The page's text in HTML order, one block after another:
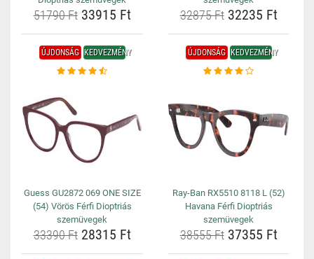
51790 Ft33915 Ft 32875 Ft32235 Ft
ÚJDONSÁG KEDVEZMÉNY
Guess GU2872 069 ONE SIZE
(54) Vörös Férfi Dioptriás
szemüvegek
33390 Ft28315 Ft
ÚJDONSÁG KEDVEZMÉNY
Ray-Ban RX5510 8118 L (52)
Havana Férfi Dioptriás
szemüvegek
38555 Ft37355 Ft